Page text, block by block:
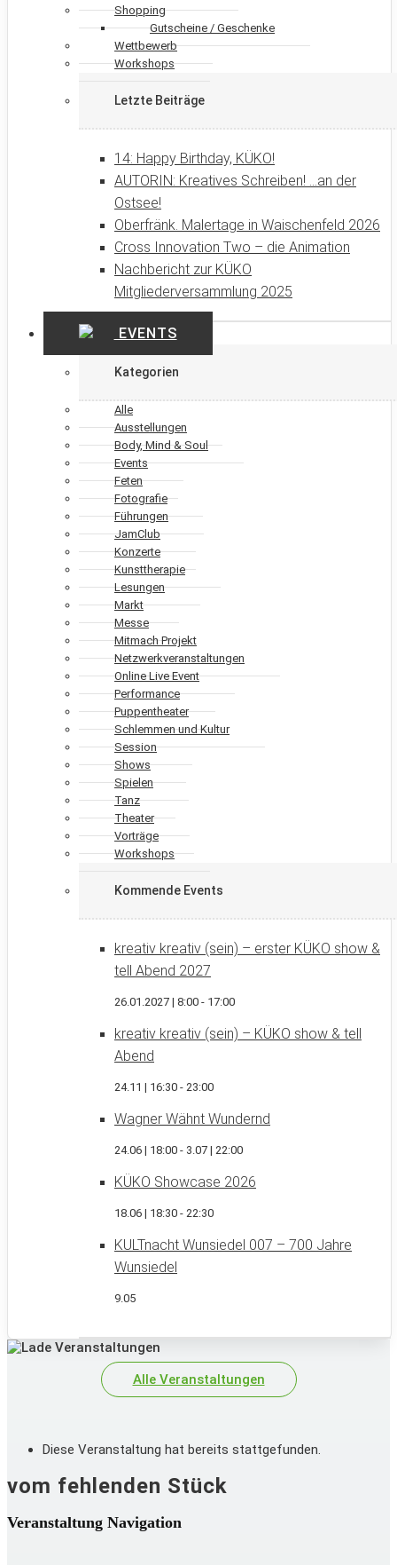
Shopping
Gutscheine / Geschenke
Wettbewerb
Workshops
Letzte Beiträge
14: Happy Birthday, KÜKO!
AUTORIN: Kreatives Schreiben! …an der
Ostsee!
Oberfränk. Malertage in Waischenfeld 2026
Cross Innovation Two – die Animation
Nachbericht zur KÜKO
Mitgliederversammlung 2025
EVENTS
Kategorien
Alle
Ausstellungen
Body, Mind & Soul
Events
Feten
Fotografie
Führungen
JamClub
Konzerte
Kunsttherapie
Lesungen
Markt
Messe
Mitmach Projekt
Netzwerkveranstaltungen
Online Live Event
Performance
Puppentheater
Schlemmen und Kultur
Session
Shows
Spielen
Tanz
Theater
Vorträge
Workshops
Kommende Events
kreativ kreativ (sein) – erster KÜKO show &
tell Abend 2027
26.01.2027 | 8:00 - 17:00
kreativ kreativ (sein) – KÜKO show & tell
Abend
24.11 | 16:30 - 23:00
Wagner Wähnt Wundernd
24.06 | 18:00 - 3.07 | 22:00
KÜKO Showcase 2026
18.06 | 18:30 - 22:30
KULTnacht Wunsiedel 007 – 700 Jahre
Wunsiedel
9.05
Alle Veranstaltungen
Diese Veranstaltung hat bereits stattgefunden.
vom fehlenden Stück
Veranstaltung Navigation